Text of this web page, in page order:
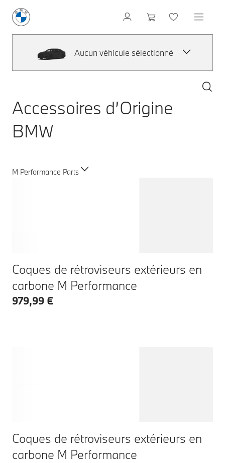
Aucun véhicule sélectionné
Accessoires d’Origine
BMW
M Performance Parts
Coques de rétroviseurs extérieurs en
carbone M Performance
979,99 €
Coques de rétroviseurs extérieurs en
carbone M Performance